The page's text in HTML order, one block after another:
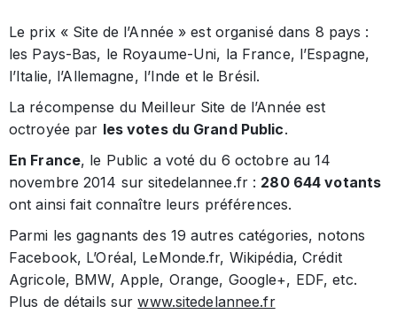
Le prix « Site de l’Année » est organisé dans 8 pays :
les Pays-Bas, le Royaume-Uni, la France, l’Espagne,
l’Italie, l’Allemagne, l’Inde et le Brésil.
La récompense du Meilleur Site de l’Année est
octroyée par les votes du Grand Public.
En France, le Public a voté du 6 octobre au 14
novembre 2014 sur sitedelannee.fr : 280 644 votants
ont ainsi fait connaître leurs préférences.
Parmi les gagnants des 19 autres catégories, notons
Facebook, L’Oréal, LeMonde.fr, Wikipédia, Crédit
Agricole, BMW, Apple, Orange, Google+, EDF, etc.
Plus de détails surwww.sitedelannee.fr